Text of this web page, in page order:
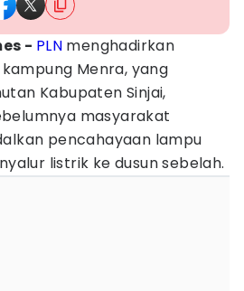
- PLN menghadirkan
Menra, yang
Kabupaten Sinjai,
masyarakat
pencahayaan lampu
listrik ke dusun sebelah.